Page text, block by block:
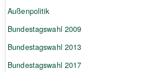
Außenpolitik
Bundestagswahl 2009
Bundestagswahl 2013
Bundestagswahl 2017